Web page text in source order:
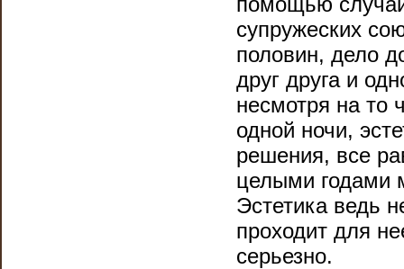
супружеских
половин, дело
друг друга и
несмотря на то
одной ночи,
решения, все
целыми годами
Эстетика ведь
проходит для
серьезно.